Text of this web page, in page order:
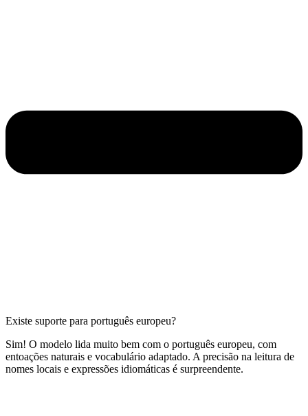
Existe suporte para português europeu?
Sim! O modelo lida muito bem com o português europeu, com
entoações naturais e vocabulário adaptado. A precisão na leitura de
nomes locais e expressões idiomáticas é surpreendente.